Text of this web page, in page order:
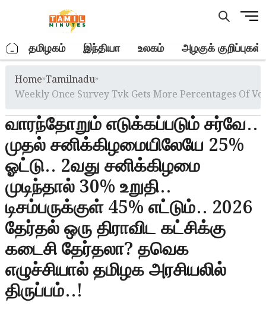
M
u
t
o
n
. தமிழகம் இந்தியா உலகம் அழகுக் குறிப்புகள்
Home»Tamilnadu»
Weekly Once Survey Tvk Gets More Percentages Of
வாரந்தோறும் எடுக்கப்படும் சர்வே..
முதல் சனிக்கிழமையிலேயே 25%
ஓட்டு.. 2வது சனிக்கிழமை
முடிந்தால் 30% உறுதி..
டிசம்பருக்குள் 45% எட்டும்.. 2026
தேர்தல் ஒரு திராவிட கட்சிக்கு
கடைசி தேர்தலா? தவெக
எழுச்சியால் தமிழக அரசியலில்
திருப்பம்..!